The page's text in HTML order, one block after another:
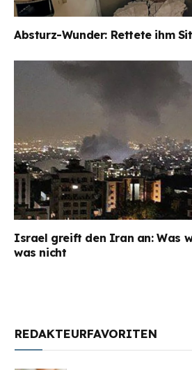
Absturz-Wunder: Rettete ihm
Israel greift den Iran an: Was
was nicht
REDAKTEURFAVORITEN